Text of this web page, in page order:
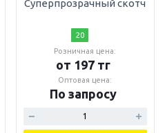
Суперпрозрачный скотч
20
Розничная цена:
от 197 тг
Оптовая цена:
По запросу